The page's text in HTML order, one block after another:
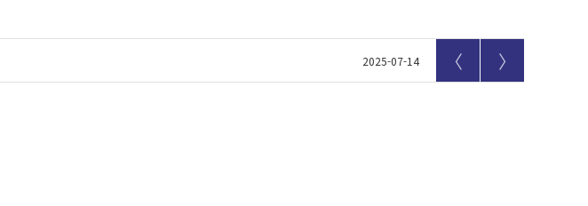
〉
〈
2025-07-14